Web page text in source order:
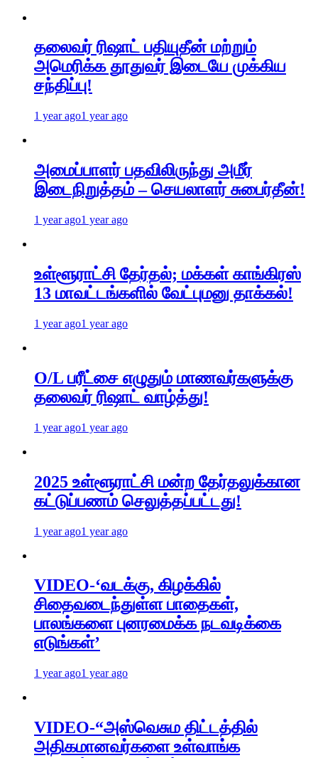
தலைவர் ரிஷாட் பதியுதீன் மற்றும்
அமெரிக்க தூதுவர் இடையே முக்கிய
சந்திப்பு!
1 year ago1 year ago
அமைப்பாளர் பதவிலிருந்து அமீர்
இடைநிறுத்தம் – செயலாளர் சுபைர்தீன்!
1 year ago1 year ago
உள்ளூராட்சி தேர்தல்; மக்கள் காங்கிரஸ்
13 மாவட்டங்களில் வேட்புமனு தாக்கல்!
1 year ago1 year ago
O/L பரீட்சை எழுதும் மாணவர்களுக்கு
தலைவர் ரிஷாட் வாழ்த்து!
1 year ago1 year ago
2025 உள்ளூராட்சி மன்ற தேர்தலுக்கான
கட்டுப்பணம் செலுத்தப்பட்டது!
1 year ago1 year ago
VIDEO-‘வடக்கு, கிழக்கில்
சிதைவடைந்துள்ள பாதைகள்,
பாலங்களை புனரமைக்க நடவடிக்கை
எடுங்கள்’
1 year ago1 year ago
VIDEO-“அஸ்வெசும திட்டத்தில்
அதிகமானவர்களை உள்வாங்க